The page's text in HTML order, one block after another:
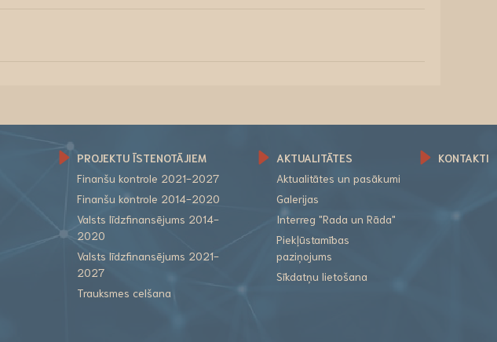
PROJEKTU ĪSTENOTĀJIEM
Finanšu kontrole 2021-2027
Finanšu kontrole 2014-2020
Valsts līdzfinansējums 2014-
2020
Valsts līdzfinansējums 2021-
2027
Trauksmes celšana
AKTUALITĀTES
Aktualitātes un pasākumi
Galerijas
Interreg "Rada un Rāda"
Piekļūstamības
paziņojums
Sīkdatņu lietošana
KONTAKTI